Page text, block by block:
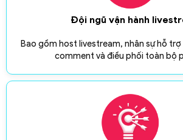
Đội ngũ vận hành
Bao gồm host livestream, nhân sự hỗ
comment và điều phối toàn bộ